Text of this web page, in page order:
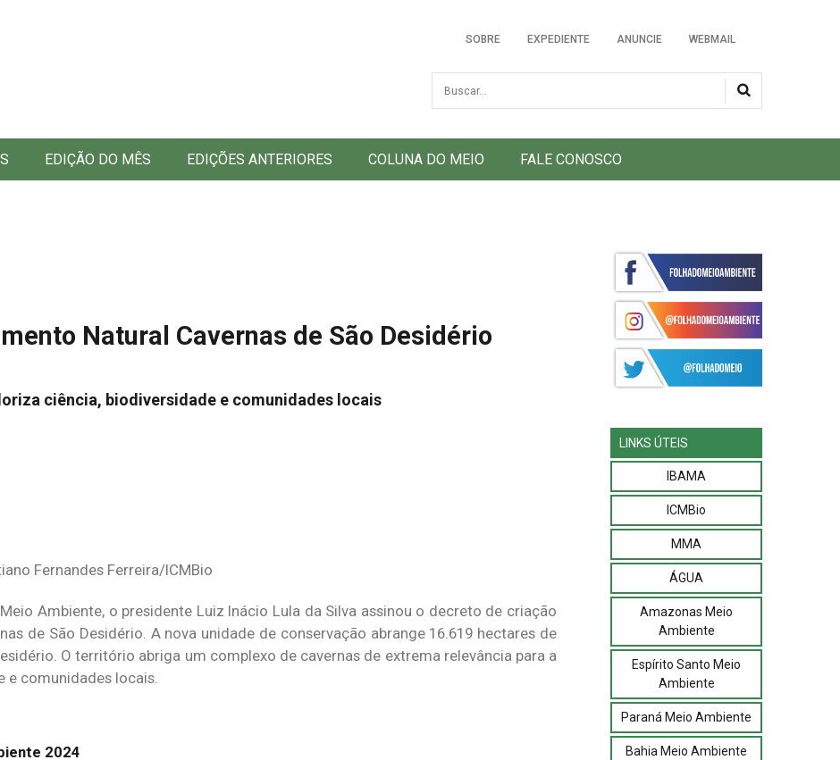
SOBRE EXPEDIENTE ANUNCIE WEBMAIL
Busca
EDIÇÃO DO MÊS EDIÇÕES ANTERIORES COLUNA DO MEIO FALE CONOSCO
Natural Cavernas de São Desidério
ciência, biodiversidade e comunidades locais
Fernandes Ferreira/ICMBio
Ambiente, o presidente Luiz Inácio Lula da Silva assinou o decreto de criação
de São Desidério. A nova unidade de conservação abrange 16.619 hectares de
O território abriga um complexo de cavernas de extrema relevância para a
e comunidades locais.
LINKS ÚTEIS
IBAMA
ICMBio
MMA
ÁGUA
Amazonas Meio
Ambiente
Espírito Santo Meio
Ambiente
Paraná Meio Ambiente
Bahia Meio Ambiente